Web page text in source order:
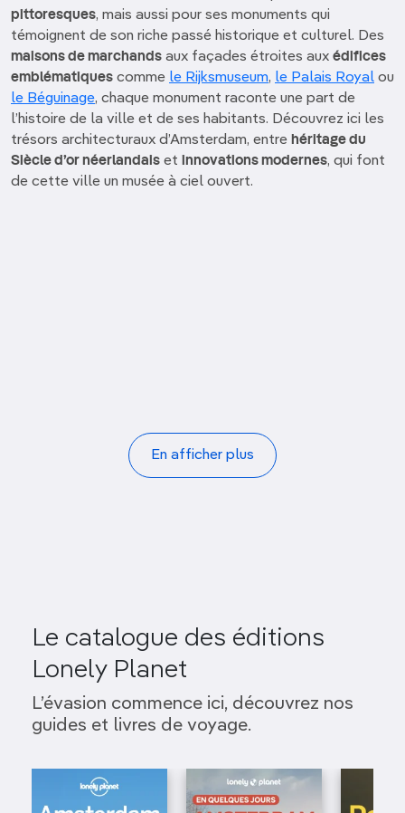
pittoresques, mais aussi pour ses monuments qui
témoignent de son riche passé historique et culturel. Des
maisons de marchands aux façades étroites aux édifices
emblématiques comme le Rijksmuseum, le Palais Royal ou
le Béguinage, chaque monument raconte une part de
l’histoire de la ville et de ses habitants. Découvrez ici les
trésors architecturaux d’Amsterdam, entre héritage du
Siècle d’or néerlandais et innovations modernes, qui font
de cette ville un musée à ciel ouvert.
En afficher plus
Le catalogue des éditions
Lonely Planet
L’évasion commence ici, découvrez nos
guides et livres de voyage.